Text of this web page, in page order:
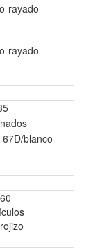
rayado
rayado
blanco